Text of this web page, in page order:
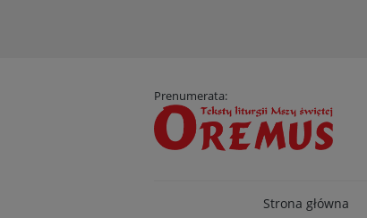
Prenumerata:
Strona główna